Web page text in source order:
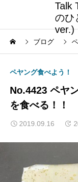
Talk
のひ
ブログ
ペヤング食べよう！
No.4423 ペヤ
を食べる！！
2019.09.16